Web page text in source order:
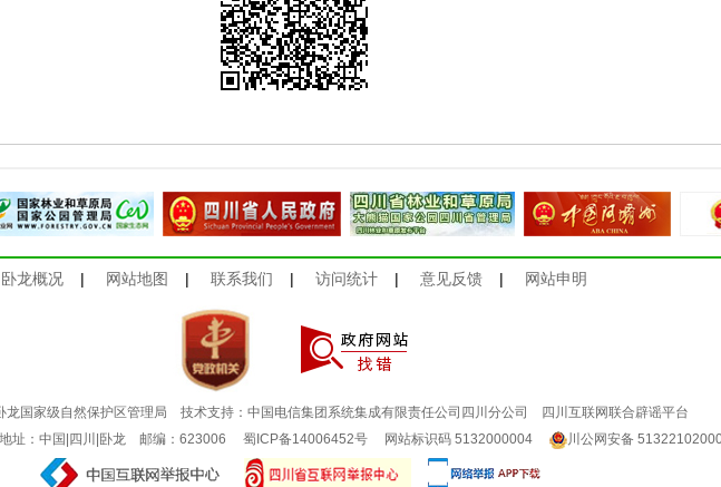
卧龙概况 | 网站地图 | 联系我们 | 访问统计 | 意见反馈 | 网站申明
龙国家级自然保护区管理局 技术支持：中国电信集团系统集成有限责任公司四川分公司
四川互联网联合辟谣平台
址：中国|四川|卧龙 邮编：623006 蜀ICP备14006452号 网站标识码 5132000004 川公网安备